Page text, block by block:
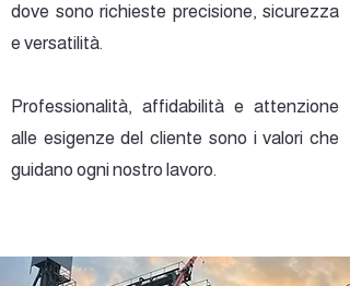
dove sono richieste precisione, sicurezza
e versatilità.
Professionalità, affidabilità e attenzione
alle esigenze del cliente sono i valori che
guidano ogni nostro lavoro.